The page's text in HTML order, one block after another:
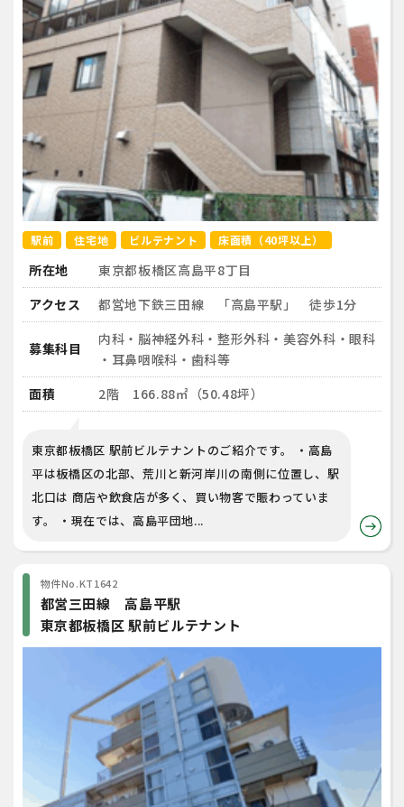
駅前 住宅地 ビルテナント 床面積（40坪以上）
所在地
東京都板橋区高島平8丁目
アクセス
都営地下鉄三田線 「高島平駅」 徒歩1分
募集科目
内科・脳神経外科・整形外科・美容外科・眼科
・耳鼻咽喉科・歯科等
面積
2階 166.88㎡（50.48坪）
東京都板橋区 駅前ビルテナントのご紹介です。 ・高島
平は板橋区の北部、荒川と新河岸川の南側に位置し、駅
北口は 商店や飲食店が多く、買い物客で賑わっていま
す。 ・現在では、高島平団地...
物件No.KT1642
都営三田線 高島平駅
東京都板橋区 駅前ビルテナント